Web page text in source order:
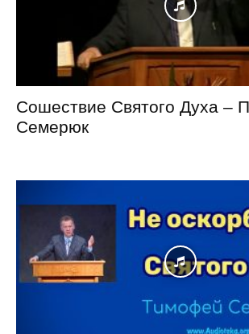
Сошествие Святого Духа –
Семерюк